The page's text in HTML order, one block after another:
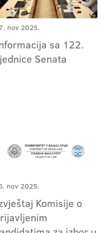
nov 2025.
sa 122.
Senata
nov 2025.
Komisije o